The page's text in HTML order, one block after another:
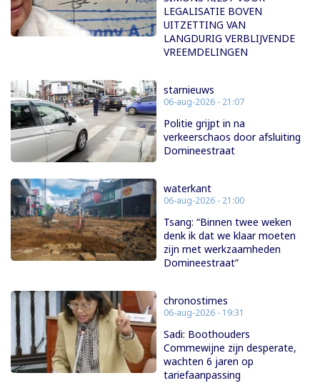
LEGALISATIE BOVEN
UITZETTING VAN
LANGDURIG VERBLIJVENDE
VREEMDELINGEN
starnieuws
06-aug-2026 - 21:07
Politie grijpt in na
verkeerschaos door afsluiting
Domineestraat
waterkant
06-aug-2026 - 21:00
Tsang: “Binnen twee weken
denk ik dat we klaar moeten
zijn met werkzaamheden
Domineestraat”
chronostimes
06-aug-2026 - 19:31
Sadi: Boothouders
Commewijne zijn desperate,
wachten 6 jaren op
tariefaanpassing